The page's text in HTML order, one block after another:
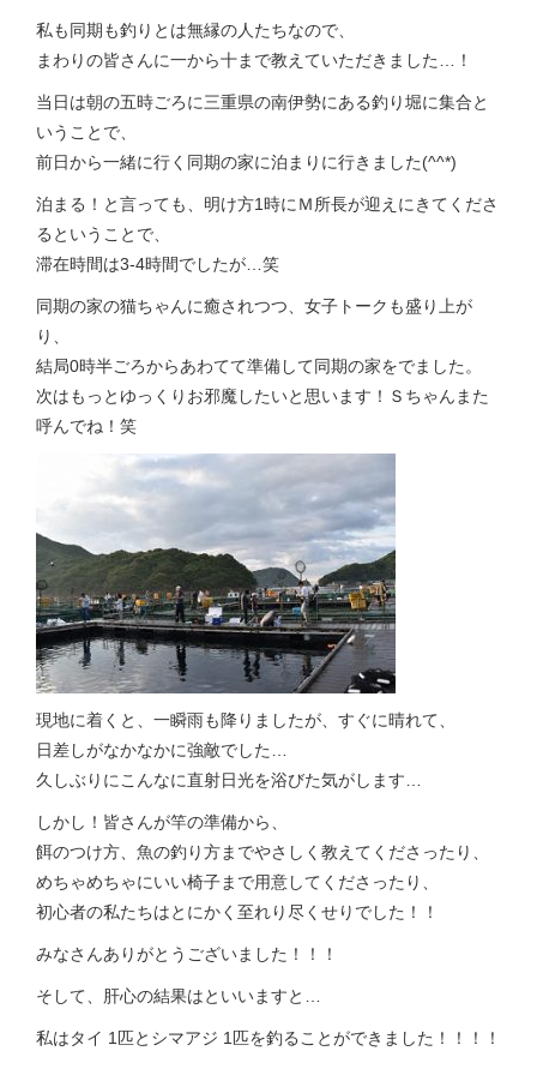
私も同期も釣りとは無縁の人たちなので、
まわりの皆さんに一から十まで教えていただきました…！
当日は朝の五時ごろに三重県の南伊勢にある釣り堀に集合と
いうことで、
前日から一緒に行く同期の家に泊まりに行きました(^^*)
泊まる！と言っても、明け方1時にＭ所長が迎えにきてくださ
るということで、
滞在時間は3-4時間でしたが…笑
同期の家の猫ちゃんに癒されつつ、女子トークも盛り上が
り、
結局0時半ごろからあわてて準備して同期の家をでました。
次はもっとゆっくりお邪魔したいと思います！Ｓちゃんまた
呼んでね！笑
現地に着くと、一瞬雨も降りましたが、すぐに晴れて、
日差しがなかなかに強敵でした…
久しぶりにこんなに直射日光を浴びた気がします…
しかし！皆さんが竿の準備から、
餌のつけ方、魚の釣り方までやさしく教えてくださったり、
めちゃめちゃにいい椅子まで用意してくださったり、
初心者の私たちはとにかく至れり尽くせりでした！！
みなさんありがとうございました！！！
そして、肝心の結果はといいますと…
私はタイ 1匹とシマアジ 1匹を釣ることができました！！！！